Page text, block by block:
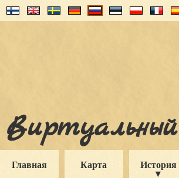
Главная Карта История